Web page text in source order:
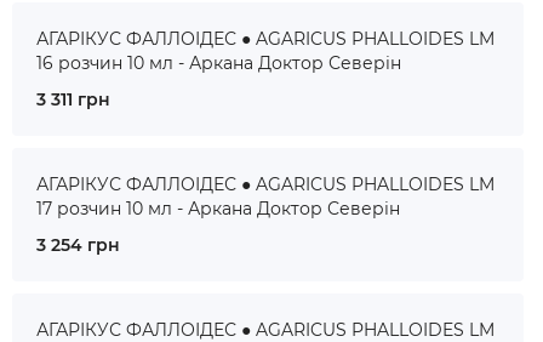
АГАРІКУС ФАЛЛОІДЕС ● AGARICUS PHALLOIDES LM
16 розчин 10 мл - Аркана Доктор Северін
3 311 грн
АГАРІКУС ФАЛЛОІДЕС ● AGARICUS PHALLOIDES LM
17 розчин 10 мл - Аркана Доктор Северін
3 254 грн
АГАРІКУС ФАЛЛОІДЕС ● AGARICUS PHALLOIDES LM